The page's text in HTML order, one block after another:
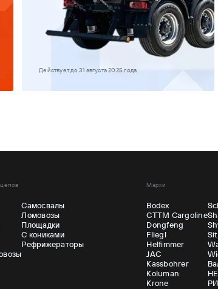
Действует до 31 августа 2025 года
Самосвалы
Ломовозы
Площадки
С кониками
Рефрижераторы
Марки
Bodex
CTTM Cargoline
Dongfeng
Fliegl
Helfimmer
JAC
Kassbohrer
Koluman
Krone